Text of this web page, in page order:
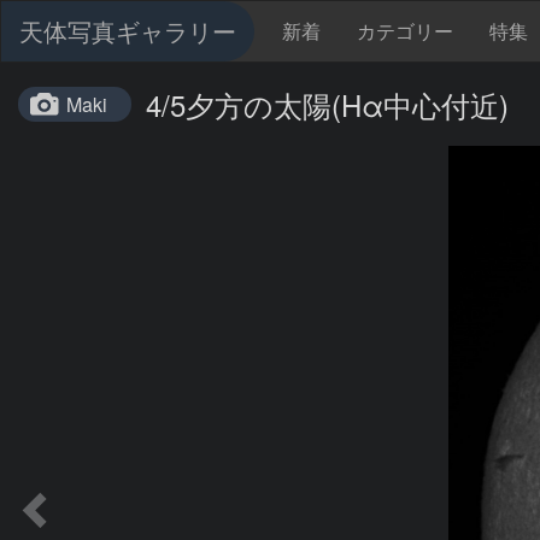
天体写真ギャラリー 新着 カテゴリー 特集
Maki 4/5夕方の太陽(Hα中心付近)